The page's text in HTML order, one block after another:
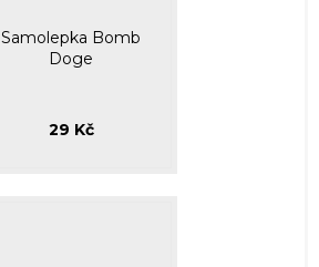
Samolepka Bomb
Doge
29 Kč